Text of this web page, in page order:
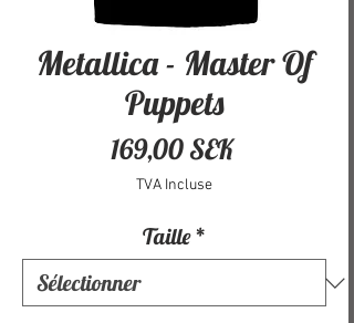
Metallica - Master Of
Puppets
169,00 SEKPrix
TVA Incluse
Taille *